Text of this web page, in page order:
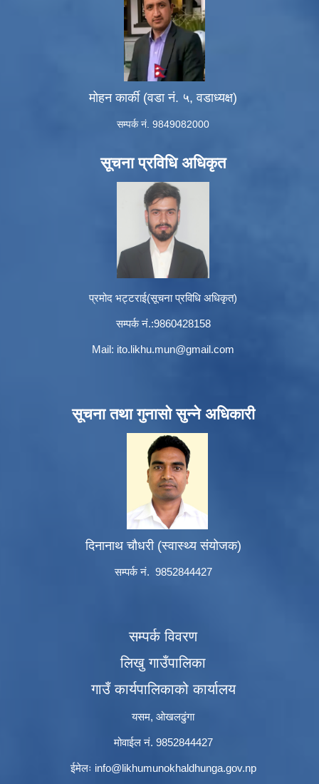
मोहन कार्की (वडा नं. ५, वडाध्यक्ष)
सम्पर्क नं. 9849082000
सूचना प्रविधि अधिकृत
प्रमोद भट्टराई(सूचना प्रविधि अधिकृत)
सम्पर्क नं.:9860428158
Mail: ito.likhu.mun@gmail.com
सूचना तथा गुनासो सुन्ने अधिकारी
दिनानाथ चौधरी (स्वास्थ्य संयोजक)
सम्पर्क नं. 9852844427
सम्पर्क विवरण
लिखु गाउँपालिका
गाउँ कार्यपालिकाको कार्यालय
यसम, ओखलढुंगा
मोवाईल नं. 9852844427
ईमेलः info@likhumunokhaldhunga.gov.np